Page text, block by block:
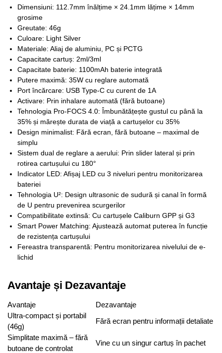
Dimensiuni: 112.7mm înălțime × 24.1mm lățime × 14mm
grosime
Greutate: 46g
Culoare: Light Silver
Materiale: Aliaj de aluminiu, PC și PCTG
Capacitate cartuș: 2ml/3ml
Capacitate baterie: 1100mAh baterie integrată
Putere maximă: 35W cu reglare automată
Port încărcare: USB Type-C cu curent de 1A
Activare: Prin inhalare automată (fără butoane)
Tehnologia Pro-FOCS 4.0: Îmbunătățește gustul cu până la
35% și mărește durata de viață a cartușelor cu 35%
Design minimalist: Fără ecran, fără butoane – maximal de
simplu
Sistem dual de reglare a aerului: Prin slider lateral și prin
rotirea cartușului cu 180°
Indicator LED: Afișaj LED cu 3 niveluri pentru monitorizarea
bateriei
Tehnologia U²: Design ultrasonic de sudură și canal în formă
de U pentru prevenirea scurgerilor
Compatibilitate extinsă: Cu cartușele Caliburn GPP și G3
Smart Power Matching: Ajustează automat puterea în funcție
de rezistența cartușului
Fereastra transparentă: Pentru monitorizarea nivelului de e-
lichid
Avantaje și Dezavantaje
Avantaje
Dezavantaje
Ultra-compact și portabil
(46g)
Fără ecran pentru informații detaliate
Simplitate maximă – fără
butoane de controlat
Vine cu un singur cartuș în pachet